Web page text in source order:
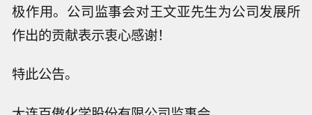
极作用。公司监事会对王文亚先生为公司发展所
作出的贡献表示衷心感谢！
特此公告。